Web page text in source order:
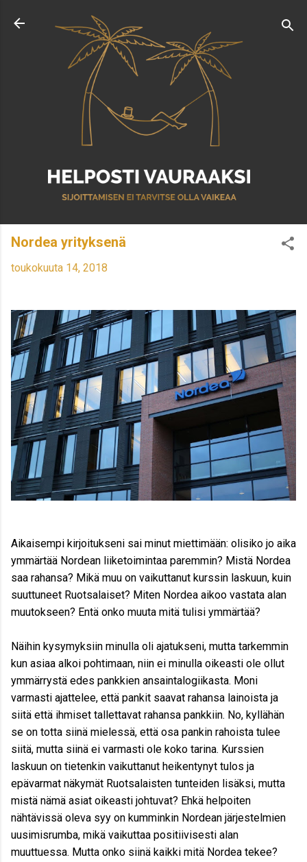
Nordea yrityksenä
toukokuuta 14, 2018
Aikaisempi kirjoitukseni sai minut miettimään: olisiko jo aika
ymmärtää Nordean liiketoimintaa paremmin? Mistä Nordea
saa rahansa? Mikä muu on vaikuttanut kurssin laskuun, kuin
suuttuneet Ruotsalaiset? Miten Nordea aikoo vastata alan
muutokseen? Entä onko muuta mitä tulisi ymmärtää?
Näihin kysymyksiin minulla oli ajatukseni, mutta tarkemmin
kun asiaa alkoi pohtimaan, niin ei minulla oikeasti ole ollut
ymmärrystä edes pankkien ansaintalogiikasta. Moni
varmasti ajattelee, että pankit saavat rahansa lainoista ja
siitä että ihmiset tallettavat rahansa pankkiin. No, kyllähän
se on totta siinä mielessä, että osa pankin rahoista tulee
siitä, mutta siinä ei varmasti ole koko tarina. Kurssien
laskuun on tietenkin vaikuttanut heikentynyt tulos ja
epävarmat näkymät Ruotsalaisten tunteiden lisäksi, mutta
mistä nämä asiat oikeasti johtuvat? Ehkä helpoiten
nähtävissä oleva syy on kumminkin Nordean järjestelmien
uusimisrumba, mikä vaikuttaa positiivisesti alan
muuttuessa. Mutta onko siinä kaikki mitä Nordea tekee?